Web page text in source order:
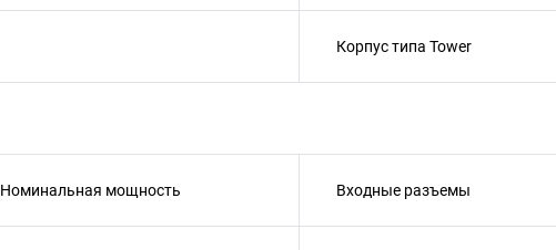
Корпус типа Tower
Номинальная мощность Входные разъемы